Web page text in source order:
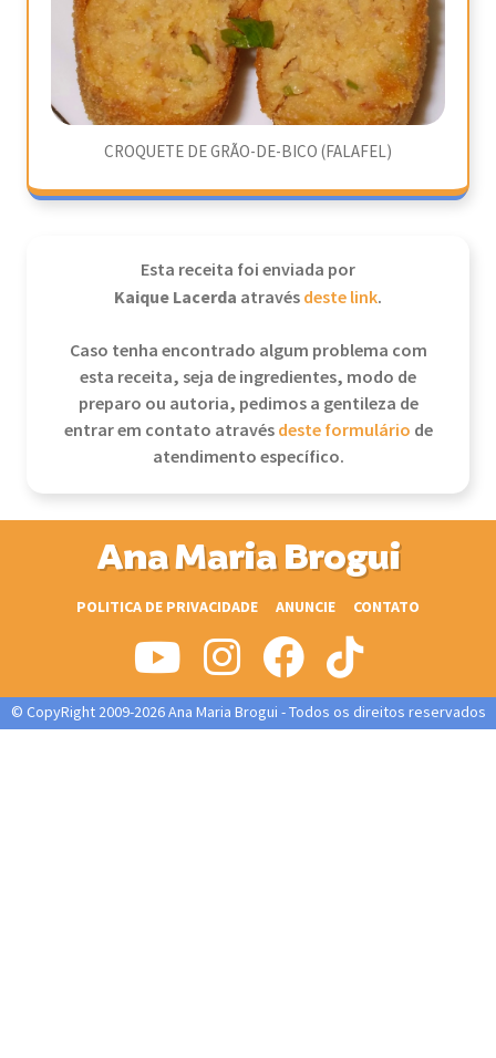
CROQUETE DE GRÃO-DE-BICO (FALAFEL)
Esta receita foi enviada por
Kaique Lacerda atravésdeste link.
Caso tenha encontrado algum problema com
esta receita, seja de ingredientes, modo de
preparo ou autoria, pedimos a gentileza de
entrar em contato atravésdeste formulário de
atendimento específico.
Ana Maria Brogui
POLITICA DE PRIVACIDADE ANUNCIE CONTATO
© CopyRight 2009-2026 Ana Maria Brogui - Todos os direitos reservados